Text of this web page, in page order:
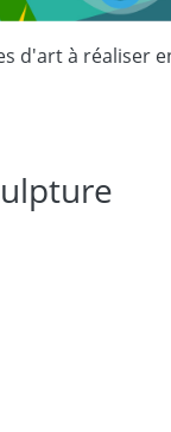
d'art à réaliser